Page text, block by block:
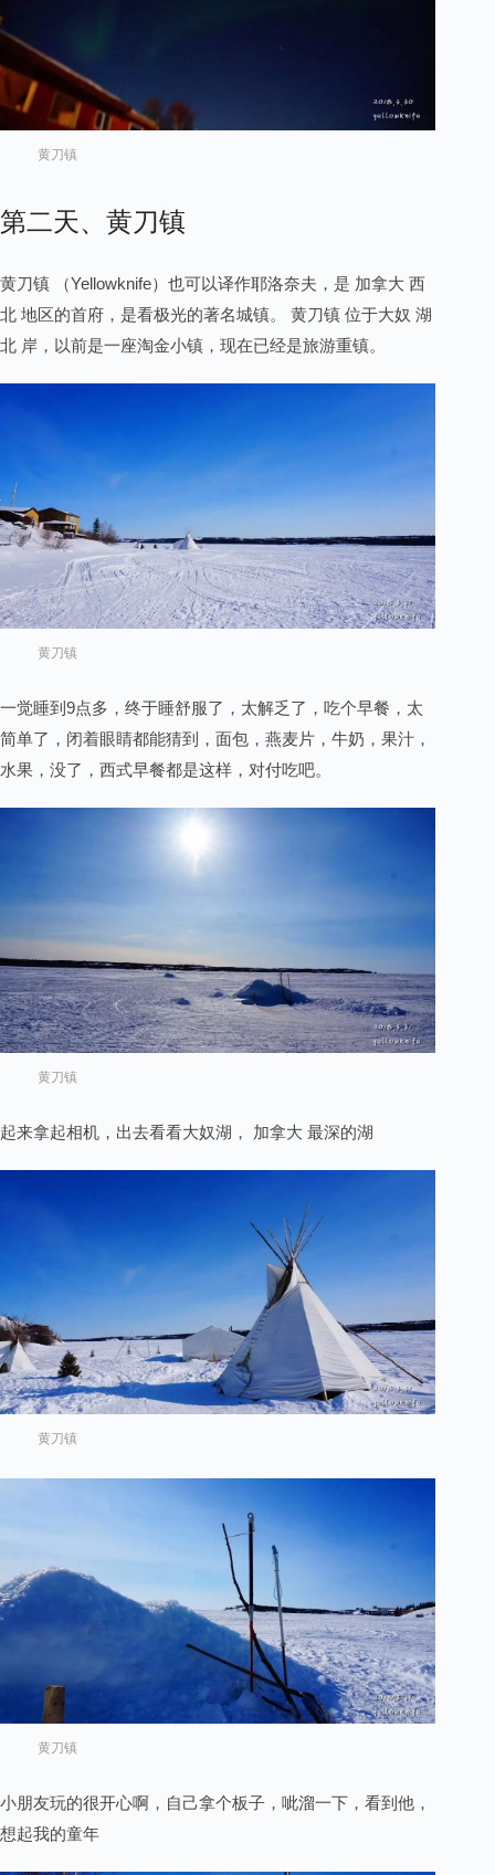
黄刀镇
第二天、黄刀镇
黄刀镇 （Yellowknife）也可以译作耶洛奈夫，是 加拿大 西
北 地区的首府，是看极光的著名城镇。 黄刀镇 位于大奴 湖
北 岸，以前是一座淘金小镇，现在已经是旅游重镇。
黄刀镇
一觉睡到9点多，终于睡舒服了，太解乏了，吃个早餐，太
简单了，闭着眼睛都能猜到，面包，燕麦片，牛奶，果汁，
水果，没了，西式早餐都是这样，对付吃吧。
黄刀镇
起来拿起相机，出去看看大奴湖， 加拿大 最深的湖
黄刀镇
黄刀镇
小朋友玩的很开心啊，自己拿个板子，呲溜一下，看到他，
想起我的童年